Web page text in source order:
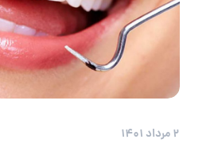
2 مرداد 1401